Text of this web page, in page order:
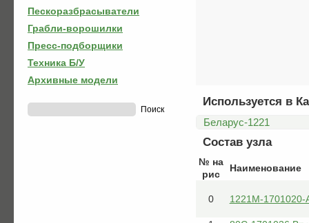
Пескоразбрасыватели
Грабли-ворошилки
Пресс-подборщики
Техника Б/У
Архивные модели
Используется в
Беларус-1221
Состав узла
№ на
рис
Наименование
0 1221М-1701020-